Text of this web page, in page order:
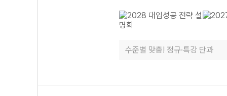
수준별 맞춤! 정규·특강 단과